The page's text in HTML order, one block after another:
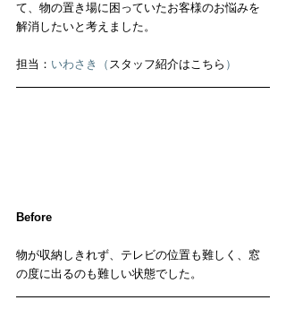
て、物の置き場に困っていたお客様のお悩みを
解消したいと考えました。
担当： いわさき（ スタッフ紹介はこちら ）
Before
物が収納しきれず、テレビの位置も難しく、窓
の度に出るのも難しい状態でした。